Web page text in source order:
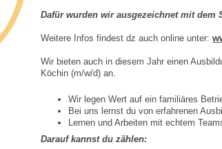
Dafür wurden wir ausgezeichnet mit dem
Weitere Infos findest dz auch online unter:
Wir bieten auch in diesem Jahr einen
Köchin (m/w/d) an.
Wir legen Wert auf ein familiäres
Bei uns lernst du von erfahrenen
Lernen und Arbeiten mit echtem
Darauf kannst du zählen: